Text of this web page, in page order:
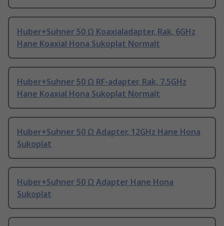
Huber+Suhner 50 Ω Koaxialadapter, Rak, 6GHz
Hane Koaxial Hona Sukoplat Normalt
Huber+Suhner 50 Ω RF-adapter, Rak, 7.5GHz
Hane Koaxial Hona Sukoplat Normalt
Huber+Suhner 50 Ω Adapter, 12GHz Hane Hona
Sukoplat
Huber+Suhner 50 Ω Adapter Hane Hona
Sukoplat